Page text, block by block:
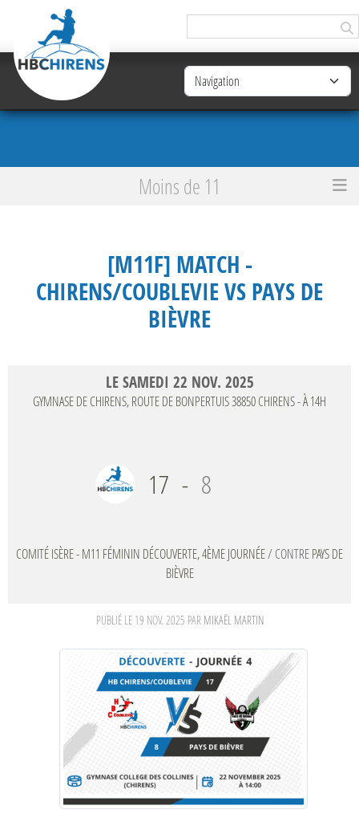
Moins de 11
[M11F] Match - Chirens/Coublevie VS Pays de Bièvre
[M11F] MATCH -
CHIRENS/COUBLEVIE VS PAYS DE
BIÈVRE
LESAMEDI 22 NOV. 2025
GYMNASE DE CHIRENS, ROUTE DE BONPERTUIS38850CHIRENS- À 14H
17 - 8
COMITÉ ISÈRE - M11 FÉMININ DÉCOUVERTE, 4ÈME JOURNÉE/ CONTREPAYS DE
BIÈVRE
PUBLIÉ LE 19 NOV. 2025 PAR MIKAËL MARTIN
Panneau de gestion des cookies